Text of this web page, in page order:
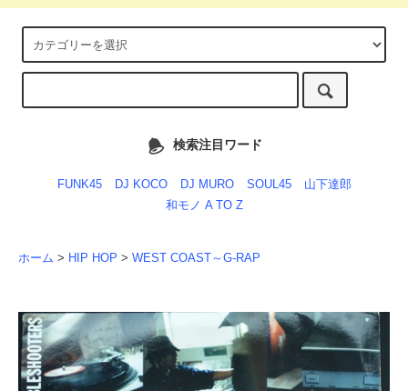
検索注目ワード
FUNK45 DJ KOCO DJ MURO SOUL45
山下達郎
和モノ A TO Z
ホーム > HIP HOP > WEST COAST～G-RAP